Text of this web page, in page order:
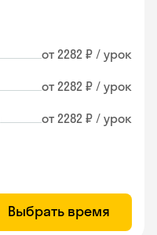
от 2282 ₽ / урок
от 2282 ₽ / урок
от 2282 ₽ / урок
Выбрать время